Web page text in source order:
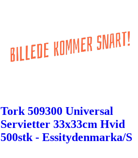
Tork 509300 Universal
Servietter 33x33cm Hvid
500stk - Essitydenmarka/S